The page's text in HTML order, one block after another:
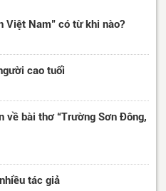
Việt Nam" có từ khi nào?
cao tuổi
về bài thơ “Trường Sơn Đông,
tác giả